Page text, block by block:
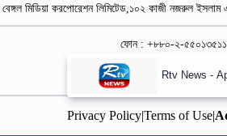
বেঙ্গল মিডিয়া করপোরেশন লিমিটেড,১০২ কাজী নজরুল ইসলাম
ফোন : +৮৮০-২-
নিউজ রুম : +৮৮০-
বিজ্ঞাপন :
Privacy Policy|Terms of Use|
Rtv News -